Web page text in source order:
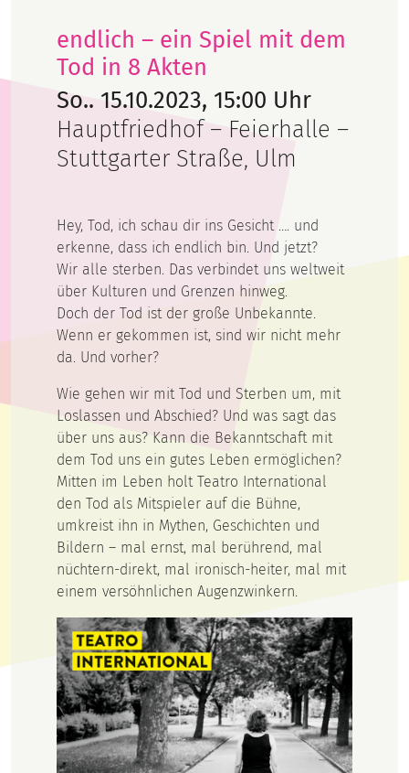
endlich – ein Spiel mit dem
Tod in 8 Akten
So.. 15.10.2023, 15:00 Uhr
Hauptfriedhof – Feierhalle –
Stuttgarter Straße, Ulm
Hey, Tod, ich schau dir ins Gesicht …. und
erkenne, dass ich endlich bin. Und jetzt?
Wir alle sterben. Das verbindet uns weltweit
über Kulturen und Grenzen hinweg.
Doch der Tod ist der große Unbekannte.
Wenn er gekommen ist, sind wir nicht mehr
da. Und vorher?
Wie gehen wir mit Tod und Sterben um, mit
Loslassen und Abschied? Und was sagt das
über uns aus? Kann die Bekanntschaft mit
dem Tod uns ein gutes Leben ermöglichen?
Mitten im Leben holt Teatro International
den Tod als Mitspieler auf die Bühne,
umkreist ihn in Mythen, Geschichten und
Bildern – mal ernst, mal berührend, mal
nüchtern-direkt, mal ironisch-heiter, mal mit
einem versöhnlichen Augenzwinkern.